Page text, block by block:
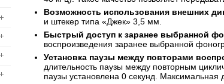
Возможность использования внешних
и штекер типа «Джек» 3,5 мм.
Быстрый доступ к заранее выбранной
воспроизведения заранее выбранной
Установка паузы между повторами
длительность паузы между повторным
паузы установлена 0 секунд. Максимальная